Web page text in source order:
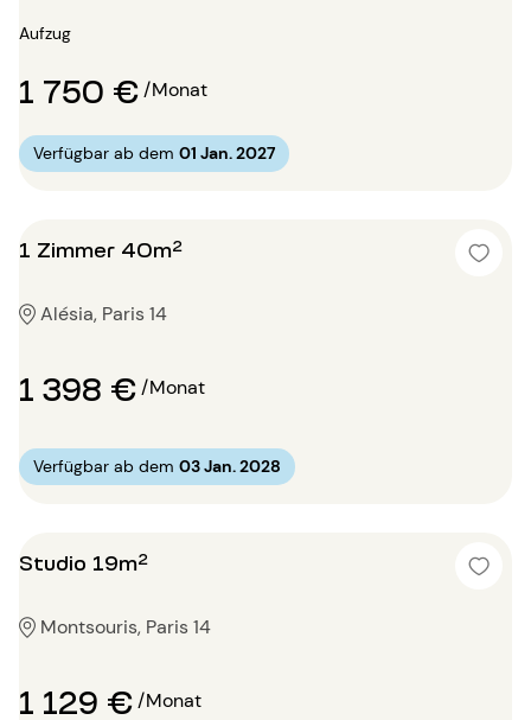
Aufzug
1 750 €/Monat
Verfügbar ab dem 01 Jan. 2027
1 Zimmer 40m²
Alésia, Paris 14
1 398 €/Monat
Verfügbar ab dem 03 Jan. 2028
Studio 19m²
Montsouris, Paris 14
1 129 €/Monat